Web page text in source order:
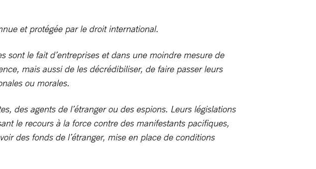
et protégée par le droit international.
sont le fait d’entreprises et dans une moindre mesure de
mais aussi de les décrédibiliser, de faire passer leurs
ou morales.
des agents de l’étranger ou des espions. Leurs législations
le recours à la force contre des manifestants pacifiques,
des fonds de l’étranger, mise en place de conditions